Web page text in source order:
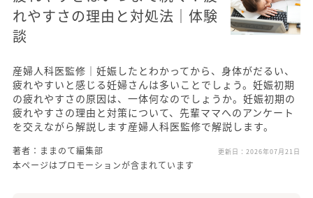
れやすさの理由と対処法｜体験
談
産婦人科医監修｜妊娠したとわかってから、身体がだるい、
疲れやすいと感じる妊婦さんは多いことでしょう。妊娠初期
の疲れやすさの原因は、一体何なのでしょうか。妊娠初期の
疲れやすさの理由と対策について、先輩ママへのアンケート
を交えながら解説します産婦人科医監修で解説します。
著者：ままのて編集部 更新日： 2026年07月21日
本ページはプロモーションが含まれています